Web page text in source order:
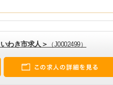
わき市求人＞ （J0002499）